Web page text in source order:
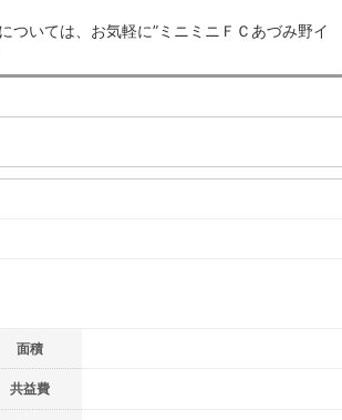
ついては、お気軽に”ミニミニＦＣあづみ野イ
面積
共益費